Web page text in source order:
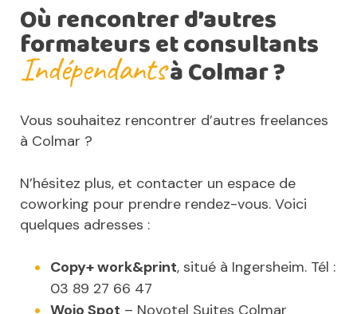
Où rencontrer d’autres
formateurs et consultants
Indépendantsà Colmar ?
Vous souhaitez rencontrer d’autres freelances
à Colmar ?
N’hésitez plus, et contacter un espace de
coworking pour prendre rendez-vous. Voici
quelques adresses :
Copy+ work&print, situé à Ingersheim. Tél :
03 89 27 66 47